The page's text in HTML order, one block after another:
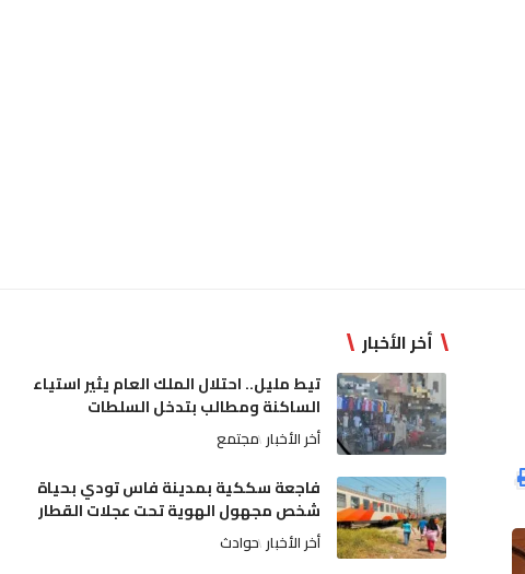
أخر الأخبار
تيط مليل.. احتلال الملك العام يثير استياء
الساكنة ومطالب بتدخل السلطات
أخر الأخبار مجتمع
فاجعة سككية بمدينة فاس تودي بحياة
شخص مجهول الهوية تحت عجلات القطار
أخر الأخبار حوادث